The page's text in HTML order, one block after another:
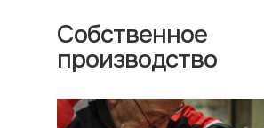
Собственное
производство